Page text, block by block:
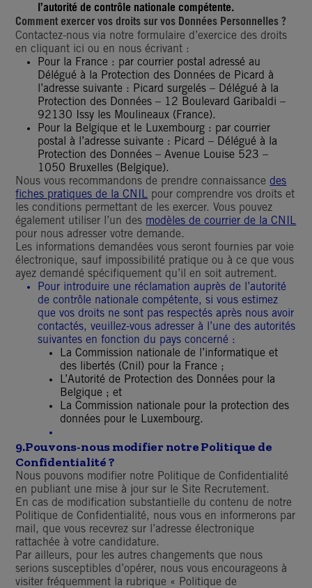
l’autorité de contrôle nationale compétente.
Comment exercer vos droits sur vos Données Personnelles ?
Contactez-nous via notre formulaire d’exercice des droits
en cliquant ici ou en nous écrivant :
Pour la France : par courrier postal adressé au
Délégué à la Protection des Données de Picard à
l’adresse suivante : Picard surgelés – Délégué à la
Protection des Données – 12 Boulevard Garibaldi –
92130 Issy les Moulineaux (France).
Pour la Belgique et le Luxembourg : par courrier
postal à l’adresse suivante : Picard – Délégué à la
Protection des Données – Avenue Louise 523 –
1050 Bruxelles (Belgique).
Nous vous recommandons de prendre connaissancedes
fiches pratiques de la CNIL pour comprendre vos droits et
les conditions permettant de les exercer. Vous pouvez
également utiliser l’un des modèles de courrier de la CNIL
pour nous adresser votre demande.
Les informations demandées vous seront fournies par voie
électronique, sauf impossibilité pratique ou à ce que vous
ayez demandé spécifiquement qu’il en soit autrement.
Pour introduire une réclamation auprès de l’autorité
de contrôle nationale compétente, si vous estimez
que vos droits ne sont pas respectés après nous avoir
contactés, veuillez-vous adresser à l’une des autorités
suivantes en fonction du pays concerné :
La Commission nationale de l’informatique et
des libertés (Cnil) pour la France ;
L’Autorité de Protection des Données pour la
Belgique ; et
La Commission nationale pour la protection des
données pour le Luxembourg.
9.Pouvons-nous modifier notre Politique de
Confidentialité ?
Nous pouvons modifier notre Politique de Confidentialité
en publiant une mise à jour sur le Site Recrutement.
En cas de modification substantielle du contenu de notre
Politique de Confidentialité, nous vous en informerons par
mail, que vous recevrez sur l’adresse électronique
rattachée à votre candidature.
Par ailleurs, pour les autres changements que nous
serions susceptibles d’opérer, nous vous encourageons à
visiter fréquemment la rubrique « Politique de